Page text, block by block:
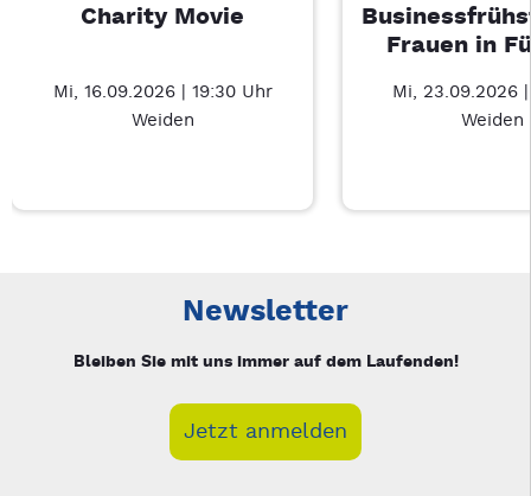
Charity Movie
Mi, 16.09.2026 | 19:30 Uhr
Weiden
Frauen in
Mi, 23.09.2026
Weiden
Newsletter
Bleiben Sie mit uns immer auf dem Laufenden!
Jetzt anmelden